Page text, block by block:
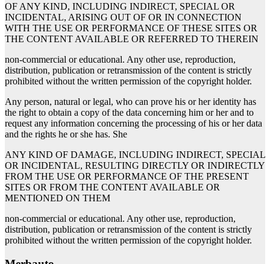
OF ANY KIND, INCLUDING INDIRECT, SPECIAL OR
INCIDENTAL, ARISING OUT OF OR IN CONNECTION
WITH THE USE OR PERFORMANCE OF THESE SITES OR
THE CONTENT AVAILABLE OR REFERRED TO THEREIN
non-commercial or educational. Any other use, reproduction,
distribution, publication or retransmission of the content is strictly
prohibited without the written permission of the copyright holder.
Any person, natural or legal, who can prove his or her identity has
the right to obtain a copy of the data concerning him or her and to
request any information concerning the processing of his or her data
and the rights he or she has. She
ANY KIND OF DAMAGE, INCLUDING INDIRECT, SPECIAL
OR INCIDENTAL, RESULTING DIRECTLY OR INDIRECTLY
FROM THE USE OR PERFORMANCE OF THE PRESENT
SITES OR FROM THE CONTENT AVAILABLE OR
MENTIONED ON THEM
non-commercial or educational. Any other use, reproduction,
distribution, publication or retransmission of the content is strictly
prohibited without the written permission of the copyright holder.